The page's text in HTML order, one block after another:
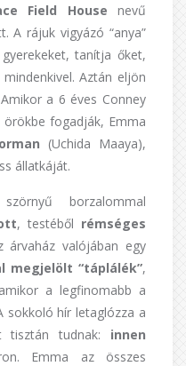
Field House nevű
A rájuk vigyázó “anya”
tanítja őket,
Aztán eljön
a 6 éves Conney
fogadják, Emma
(Uchida Maaya),
állatkáját.
borzalommal
, testéből rémséges
árvaház valójában egy
megjelölt “táplálék”,
a legfinomabb a
sokkoló hír letaglózza a
tisztán tudnak: innen
Emma az összes